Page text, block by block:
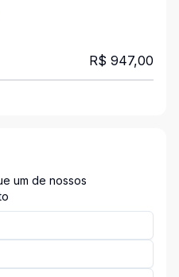
R$ 947,00
um de nossos